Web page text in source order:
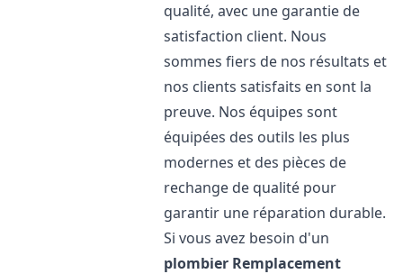
qualité, avec une garantie de
satisfaction client. Nous
sommes fiers de nos résultats et
nos clients satisfaits en sont la
preuve. Nos équipes sont
équipées des outils les plus
modernes et des pièces de
rechange de qualité pour
garantir une réparation durable.
Si vous avez besoin d'un
plombier Remplacement